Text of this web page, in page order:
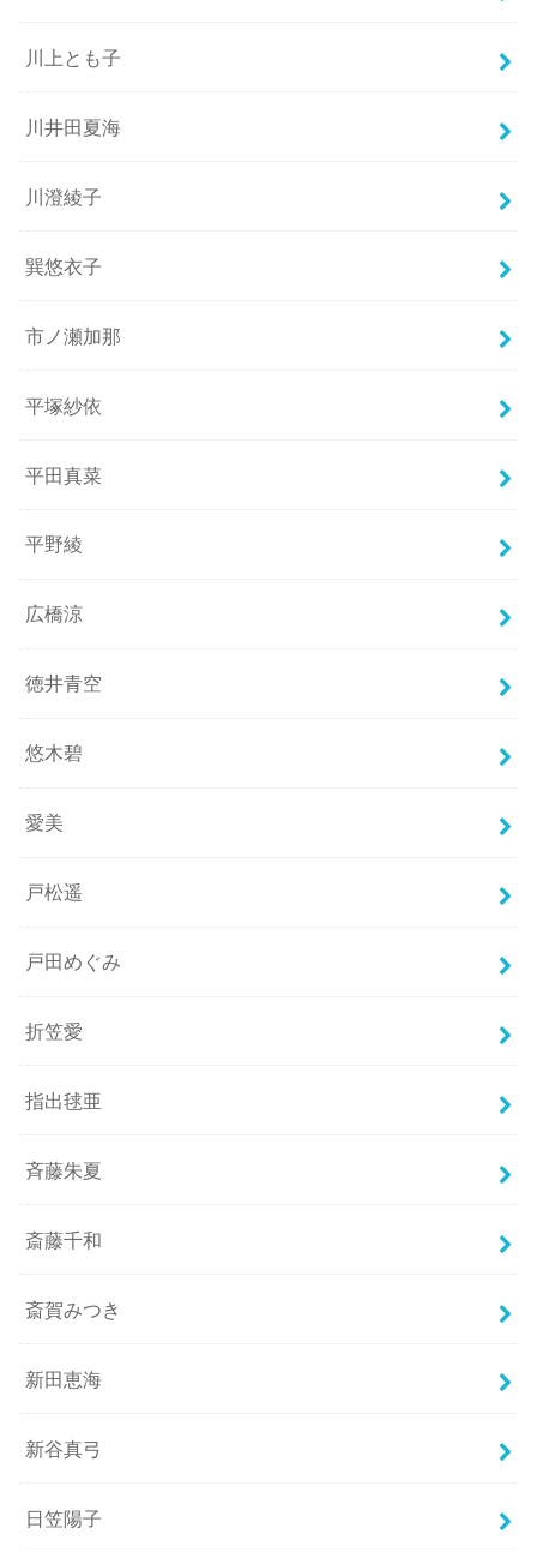
川上とも子
川井田夏海
川澄綾子
巽悠衣子
市ノ瀬加那
平塚紗依
平田真菜
平野綾
広橋涼
徳井青空
悠木碧
愛美
戸松遥
戸田めぐみ
折笠愛
指出毬亜
斉藤朱夏
斎藤千和
斎賀みつき
新田恵海
新谷真弓
日笠陽子